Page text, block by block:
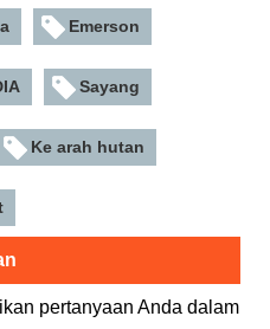
Emerson
Sayang
Ke arah hutan
pertanyaan Anda dalam